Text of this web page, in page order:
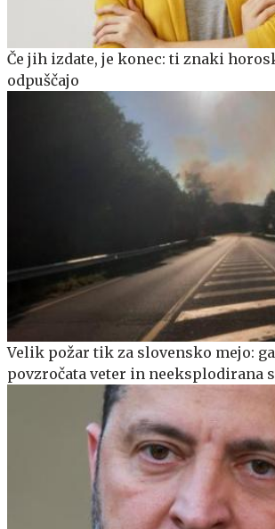
Če jih izdate, je konec: ti znaki
odpuščajo
Velik požar tik za slovensko mejo:
povzročata veter in neeksplodirana